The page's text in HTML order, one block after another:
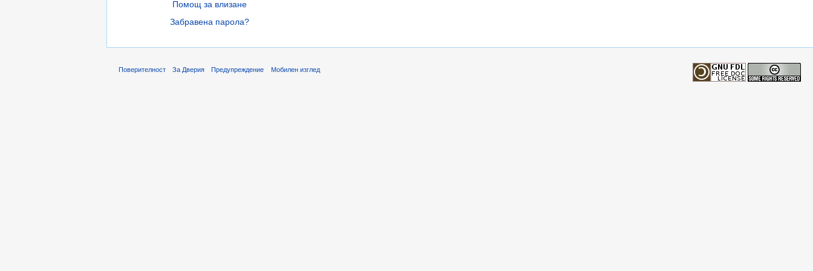
Помощ за влизане
Забравена парола?
Поверителност За Дверия Предупреждение Мобилен изглед